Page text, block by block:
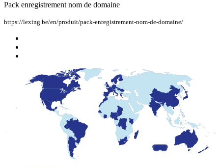
Pack enregistrement nom de domaine
https://lexing.be/en/produit/pack-enregistrement-nom-de-domaine/